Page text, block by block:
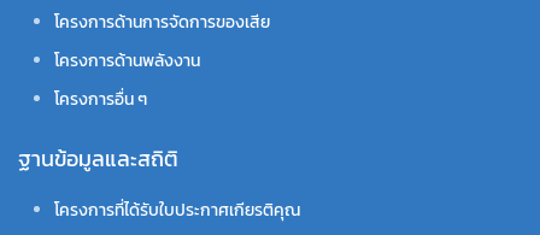
โครงการด้านการจัดการของเสีย
โครงการด้านพลังงาน
โครงการอื่น ๆ
ฐานข้อมูลและสถิติ
โครงการที่ได้รับใบประกาศเกียรติคุณ